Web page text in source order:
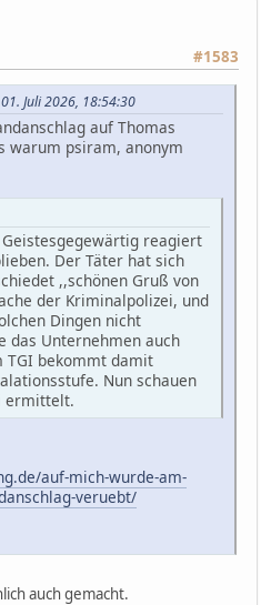
#1583
Juli 2026, 18:54:30
auf Thomas
warum psiram, anonym
reagiert
Der Täter hat sich
,,schönen Gruß von
der Kriminalpolizei, und
Dingen nicht
das Unternehmen auch
TGI bekommt damit
Nun schauen
ermittelt.
auf-mich-wurde-am-
veruebt/
auch gemacht.